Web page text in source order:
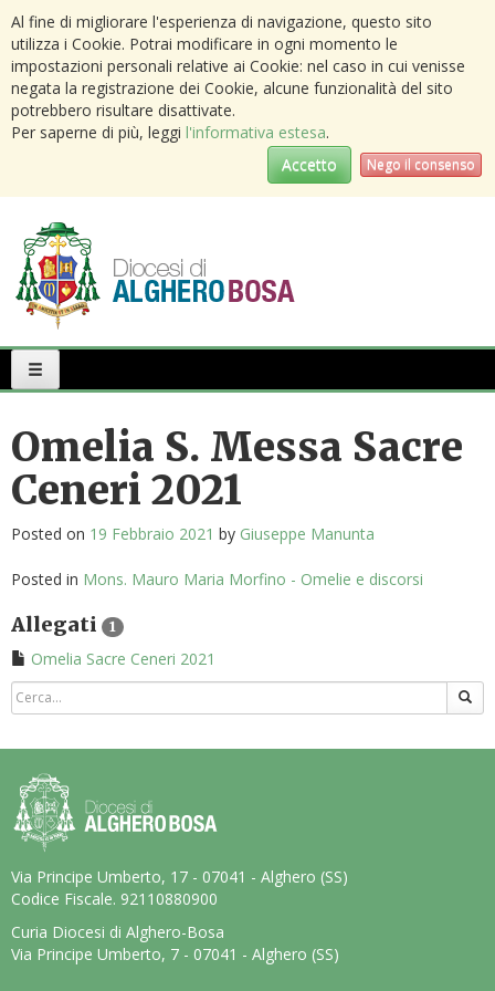
Al fine di migliorare l'esperienza di navigazione, questo sito
utilizza i Cookie. Potrai modificare in ogni momento le
impostazioni personali relative ai Cookie: nel caso in cui venisse
negata la registrazione dei Cookie, alcune funzionalità del sito
potrebbero risultare disattivate.
Per saperne di più, leggi l'informativa estesa.
Accetto
Nego il consenso
Menu
Omelia S. Messa Sacre
Ceneri 2021
Posted on 19 Febbraio 2021 by Giuseppe Manunta
Posted in Mons. Mauro Maria Morfino - Omelie e discorsi
Allegati 1
Omelia Sacre Ceneri 2021
Via Principe Umberto, 17 - 07041 - Alghero (SS)
Codice Fiscale. 92110880900
Curia Diocesi di Alghero-Bosa
Via Principe Umberto, 7 - 07041 - Alghero (SS)